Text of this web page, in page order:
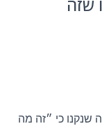
כי ״זה מה